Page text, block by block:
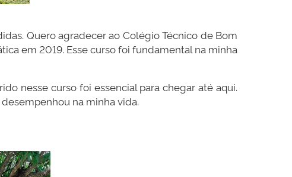
Quero agradecer ao Colégio Técnico de Bom
em 2019. Esse curso foi fundamental na minha
nesse curso foi essencial para chegar até aqui.
na minha vida.